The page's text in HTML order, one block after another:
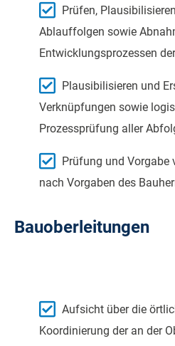
Prüfen,
Ablauffolgen sowie
Entwicklungsprozessen
Plausibilisieren und
Verknüpfungen sowie
Prozessprüfung aller
Prüfung und Vorgabe
nach Vorgaben des
Bauoberleitungen
Aufsicht über die
Koordinierung der an der